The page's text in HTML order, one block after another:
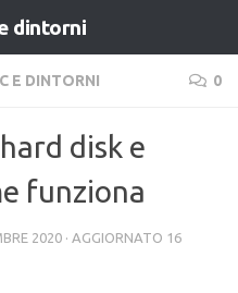
dintorni
E DINTORNI 0
disk e
funziona
2020 · AGGIORNATO 16